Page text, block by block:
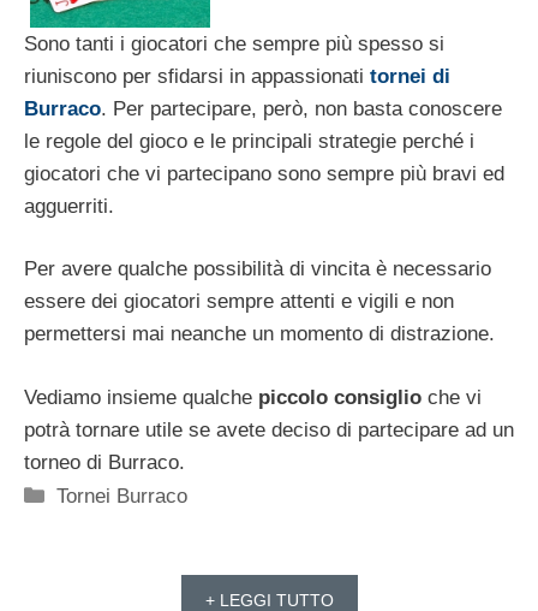
Sono tanti i giocatori che sempre più spesso si
riuniscono per sfidarsi in appassionati tornei di
Burraco. Per partecipare, però, non basta conoscere
le regole del gioco e le principali strategie perché i
giocatori che vi partecipano sono sempre più bravi ed
agguerriti.
Per avere qualche possibilità di vincita è necessario
essere dei giocatori sempre attenti e vigili e non
permettersi mai neanche un momento di distrazione.
Vediamo insieme qualche piccolo consiglio che vi
potrà tornare utile se avete deciso di partecipare ad un
torneo di Burraco.
Categorie
Tornei Burraco
+ LEGGI TUTTO